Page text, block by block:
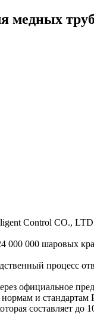
медных
Control CO.,
000 000 шаровых
процесс
официальное
нормам и
составляет